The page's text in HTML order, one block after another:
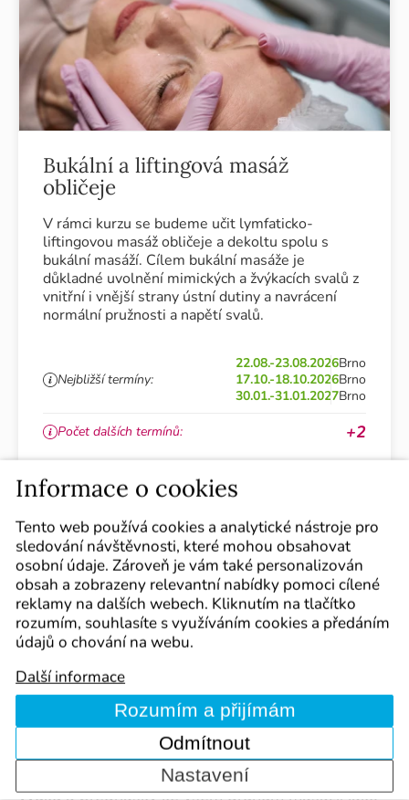
Bukální a liftingová masáž
obličeje
V rámci kurzu se budeme učit lymfaticko-
liftingovou masáž obličeje a dekoltu spolu s
bukální masáží. Cílem bukální masáže je
důkladné uvolnění mimických a žvýkacích svalů z
vnitřní i vnější strany ústní dutiny a navrácení
normální pružnosti a napětí svalů.
Nejbližší termíny:
22.08.-23.08.2026Brno
17.10.-18.10.2026Brno
30.01.-31.01.2027Brno
Počet dalších termínů: +2
Zjistit více
Více než
Masérská škola INPROV poskytuje odborné
masérské kurzy na základě akreditace MŠMT již
od roku 1992. Provádíme teoretickou i praktickou
výuku a přednášky ke všem druhům masáží, jako
Informace o cookies
Tento web používá cookies a analytické nástroje pro
sledování návštěvnosti, které mohou obsahovat
osobní údaje. Zároveň je vám také personalizován
obsah a zobrazeny relevantní nabídky pomoci cílené
reklamy na dalších webech. Kliknutím na tlačítko
rozumím, souhlasíte s využíváním cookies a předáním
údajů o chování na webu.
Další informace
Rozumím a přijímám
Odmítnout
Nastavení